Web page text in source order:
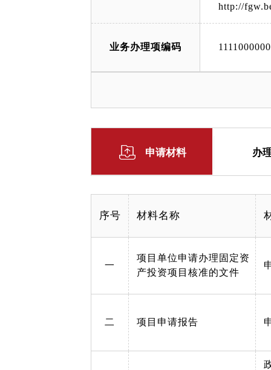
http://
业务办理项编码
申请材料 办
序号 材料名称
一
项目单位申请办理固定资
产投资项目核准的文件
二 项目申请报告